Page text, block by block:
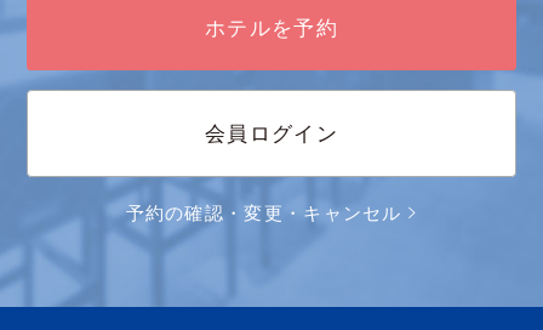
ホテルを予約
会員ログイン
予約の確認・変更・キャンセル